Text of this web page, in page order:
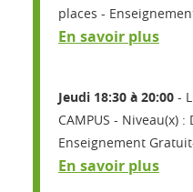
places
En savoir plus
Jeudi 18:30 à 20:00
CAMPUS
Niveau(x) :
Enseignement
En savoir plus